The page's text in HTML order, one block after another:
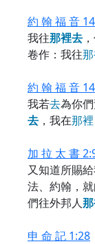
約 翰 福 音
我往那裡去
卷作：我往那
約 翰 福 音
我若去為你
去 ，我在那裡
加 拉 太 書
又知道所賜
法、約翰，
們往外邦人那
申 命 記 1:28